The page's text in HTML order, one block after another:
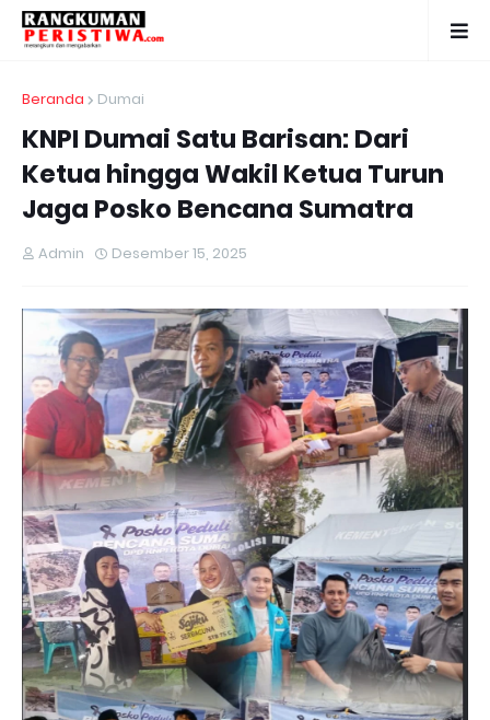
Beranda Dumai
KNPI Dumai Satu Barisan: Dari
Ketua hingga Wakil Ketua Turun
Jaga Posko Bencana Sumatra
Admin Desember 15, 2025